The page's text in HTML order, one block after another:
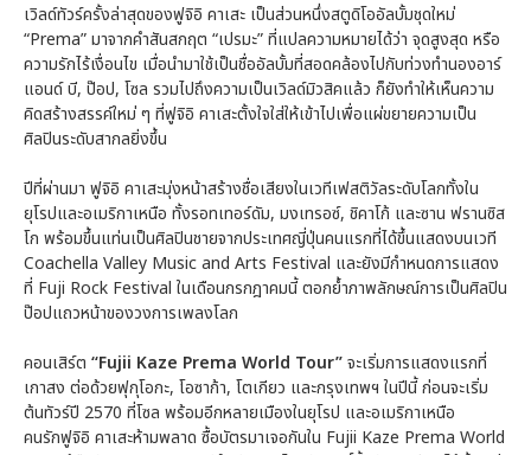
เวิลด์ทัวร์ครั้งล่าสุดของฟูจิอิ คาเสะ เป็นส่วนหนึ่งสตูดิโออัลบั้มชุดใหม่
“Prema” มาจากคำสันสกฤต “เปรมะ” ที่แปลความหมายได้ว่า จุดสูงสุด หรือ
ความรักไร้เงื่อนไข เมื่อนำมาใช้เป็นชื่ออัลบั้มที่สอดคล้องไปกับท่วงทำนองอาร์
แอนด์ บี, ป๊อป, โซล รวมไปถึงความเป็นเวิลด์มิวสิคแล้ว ก็ยังทำให้เห็นความ
คิดสร้างสรรค์ใหม่ ๆ ที่ฟูจิอิ คาเสะตั้งใจใส่ให้เข้าไปเพื่อแผ่ขยายความเป็น
ศิลปินระดับสากลยิ่งขึ้น
ปีที่ผ่านมา ฟูจิอิ คาเสะมุ่งหน้าสร้างชื่อเสียงในเวทีเฟสติวัลระดับโลกทั้งใน
ยุโรปและอเมริกาเหนือ ทั้งรอทเทอร์ดัม, มงเทรอซ์, ชิคาโก้ และซาน ฟรานซิส
โก พร้อมขึ้นแท่นเป็นศิลปินชายจากประเทศญี่ปุ่นคนแรกที่ได้ขึ้นแสดงบนเวที
Coachella Valley Music and Arts Festival และยังมีกำหนดการแสดง
ที่ Fuji Rock Festival ในเดือนกรกฎาคมนี้ ตอกย้ำภาพลักษณ์การเป็นศิลปิน
ป๊อปแถวหน้าของวงการเพลงโลก
คอนเสิร์ต “Fujii Kaze Prema World Tour”จะเริ่มการแสดงแรกที่
เกาสง ต่อด้วยฟุกุโอกะ, โอซาก้า, โตเกียว และกรุงเทพฯ ในปีนี้ ก่อนจะเริ่ม
ต้นทัวร์ปี 2570 ที่โซล พร้อมอีกหลายเมืองในยุโรป และอเมริกาเหนือ
คนรักฟูจิอิ คาเสะห้ามพลาด ซื้อบัตรมาเจอกันใน Fujii Kaze Prema World